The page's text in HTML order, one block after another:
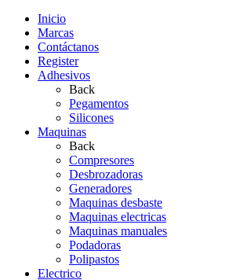
Inicio
Marcas
Contáctanos
Register
Adhesivos
Back
Pegamentos
Silicones
Maquinas
Back
Compresores
Desbrozadoras
Generadores
Maquinas desbaste
Maquinas electricas
Maquinas manuales
Podadoras
Polipastos
Electrico